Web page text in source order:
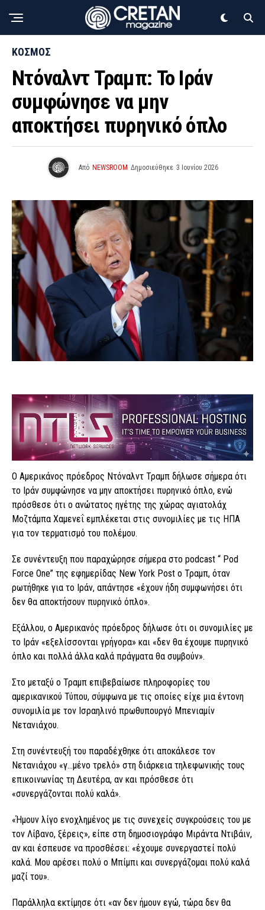
ΚΟΣΜΟΣ
Ντόναλντ Τραμπ: Το Ιράν
συμφώνησε να μην
αποκτήσει πυρηνικό όπλο
Από NEWSROOM Δημοσιεύθηκε 3 Ιουνίου 2026
Ο Αμερικάνος πρόεδρος Ντόναλντ Τραμπ δήλωσε σήμερα ότι
το Ιράν συμφώνησε να μην αποκτήσει πυρηνικό όπλο, ενώ
πρόσθεσε ότι ο ανώτατος ηγέτης της χώρας αγιατολάχ
Μοζτάμπα Χαμενεΐ εμπλέκεται στις συνομιλίες με τις ΗΠΑ
για τον τερματισμό του πολέμου.
Σε συνέντευξη που παραχώρησε σήμερα στο podcast “ Pod
Force One” της εφημερίδας New York Post ο Τραμπ, όταν
ρωτήθηκε για το Ιράν, απάντησε «έχουν ήδη συμφωνήσει ότι
δεν θα αποκτήσουν πυρηνικό όπλο».
Εξάλλου, ο Αμερικανός πρόεδρος δήλωσε ότι οι συνομιλίες με
το Ιράν «εξελίσσονται γρήγορα» και «δεν θα έχουμε πυρηνικό
όπλο και πολλά άλλα καλά πράγματα θα συμβούν».
Στο μεταξύ ο Τραμπ επιβεβαίωσε πληροφορίες του
αμερικανικού Τύπου, σύμφωνα με τις οποίες είχε μια έντονη
συνομιλία με τον Ισραηλινό πρωθυπουργό Μπενιαμίν
Νετανιάχου.
Στη συνέντευξή του παραδέχθηκε ότι αποκάλεσε τον
Νετανιάχου «γ…μένο τρελό» στη διάρκεια τηλεφωνικής τους
επικοινωνίας τη Δευτέρα, αν και πρόσθεσε ότι
«συνεργάζονται πολύ καλά».
«Ήμουν λίγο ενοχλημένος με τις συνεχείς συγκρούσεις του με
τον Λίβανο, ξέρεις», είπε στη δημοσιογράφο Μιράντα Ντιβάιν,
αν και έσπευσε να προσθέσει: «έχουμε συνεργαστεί πολύ
καλά. Μου αρέσει πολύ ο Μπίμπι και συνεργάζομαι πολύ καλά
μαζί του».
Παράλληλα εκτίμησε ότι «αν δεν ήμουν εγώ, τώρα δεν θα